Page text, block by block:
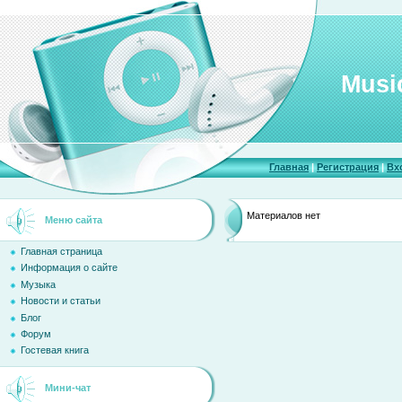
Главная|Регистрация|
Меню сайта
Главная страница
Информация о сайте
Музыка
Новости и статьи
Блог
Форум
Гостевая книга
Мини-чат
Материалов нет